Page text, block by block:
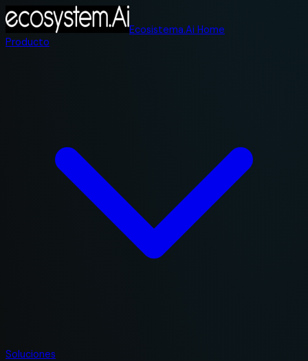
Ecosistema.Ai Home
Producto
Soluciones